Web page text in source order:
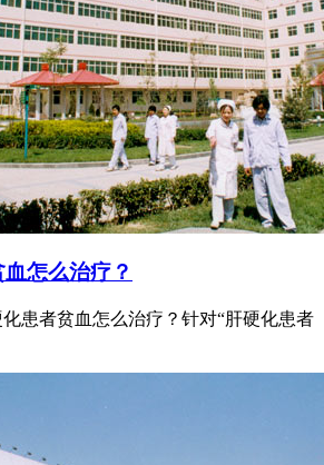
怎么治疗？
患者贫血怎么治疗？针对“肝硬化患者